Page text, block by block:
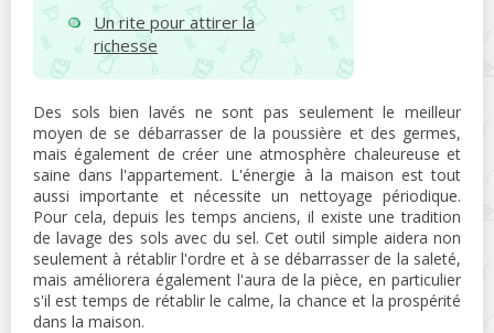
Un rite pour attirer la
richesse
Des sols bien lavés ne sont pas seulement le meilleur
moyen de se débarrasser de la poussière et des germes,
mais également de créer une atmosphère chaleureuse et
saine dans l'appartement. L'énergie à la maison est tout
aussi importante et nécessite un nettoyage périodique.
Pour cela, depuis les temps anciens, il existe une tradition
de lavage des sols avec du sel. Cet outil simple aidera non
seulement à rétablir l'ordre et à se débarrasser de la saleté,
mais améliorera également l'aura de la pièce, en particulier
s'il est temps de rétablir le calme, la chance et la prospérité
dans la maison.